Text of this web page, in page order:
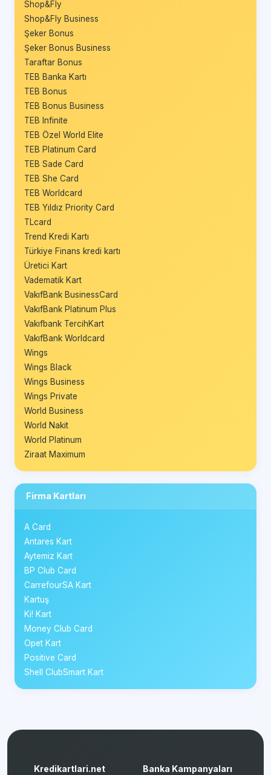
Shop&Fly
Shop&Fly Business
Şeker Bonus
Şeker Bonus Business
Taraftar Bonus
TEB Banka Kartı
TEB Bonus
TEB Bonus Business
TEB Infinite
TEB Özel World Elite
TEB Platinum Card
TEB Sade Card
TEB She Card
TEB Worldcard
TEB Yıldız Priority Card
TLcard
Trend Kredi Kartı
Türkiye Finans kredi kartı
Üretici Kart
Vadematik Kart
VakıfBank BusinessCard
VakıfBank Platinum Plus
Vakıfbank TercihKart
VakıfBank Worldcard
Wings
Wings Black
Wings Business
Wings Private
World Business
World Nakit
World Platinum
Ziraat Maximum
Firma Kartları
A Card
Antares Kart
Aytemiz Kart
BP Club Card
CarrefourSA Kart
Kartuş
Ki! Kart
Money Club Card
Opet Kart
Positive Card
Shell ClubSmart Kart
Kredikartlari.net Banka Kampanyaları